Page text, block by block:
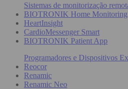
Sistemas de monitorização
BIOTRONIK Home Monitoring
HeartInsight
CardioMessenger Smart
BIOTRONIK Patient App
Programadores e Dispositivos
Reocor
Renamic
Renamic Neo